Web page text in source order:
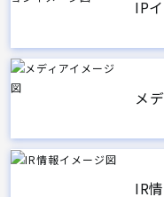
IP
メ
IR